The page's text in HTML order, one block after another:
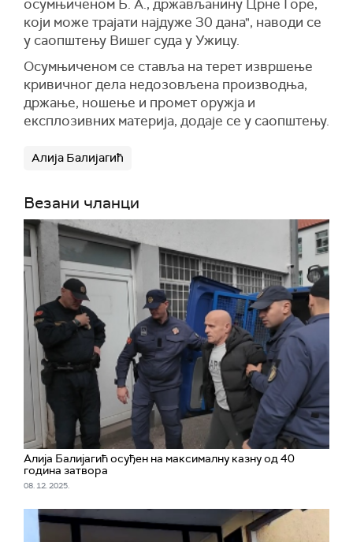
осумњиченом Б. А., држављанину Црне Горе,
који може трајати најдуже 30 дана", наводи се
у саопштењу Вишег суда у Ужицу.
Осумњиченом се ставља на терет извршење
кривичног дела недозовљена производња,
држање, ношење и промет оружја и
експлозивних материја, додаје се у саопштењу.
Алија Балијагић
Везани чланци
Алија Балијагић осуђен на максималну казну од 40
година затвора
08. 12. 2025.